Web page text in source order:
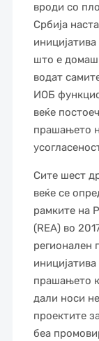
вроди со
Србија
што е
водат
ИОБ
веќе
прашањето
Сите шест
веќе се
рамките на
(REA) во
регионален
прашањето
дали носи
проектите
беа